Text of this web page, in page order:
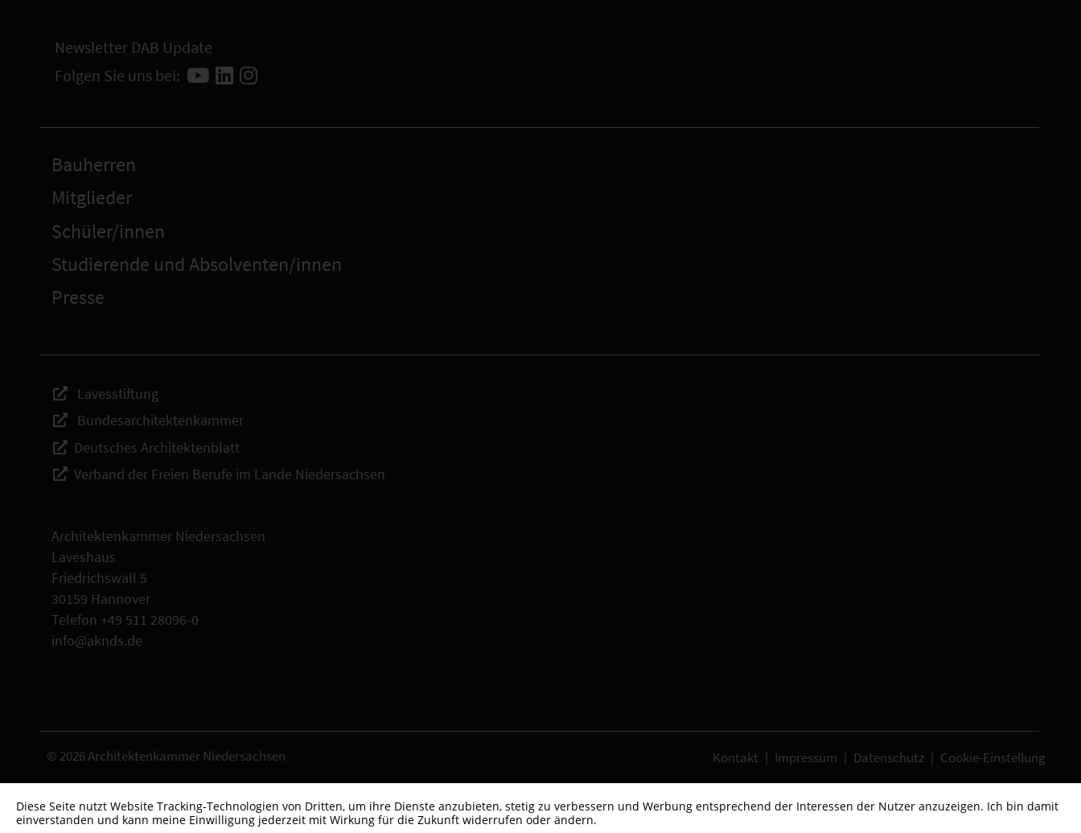
Newsletter DAB Update
Folgen Sie uns bei:
Bauherren
Mitglieder
Schüler/innen
Studierende und Absolventen/innen
Presse
Lavesstiftung
Bundesarchitektenkammer
Deutsches Architektenblatt
Verband der Freien Berufe im Lande Niedersachsen
Architektenkammer Niedersachsen
Laveshaus
Friedrichswall 5
30159 Hannover
Telefon +49 511 28096-0
info@aknds.de
© 2026 Architektenkammer Niedersachsen Kontakt | Impressum | Datenschutz | Cookie-Einstellung
Diese Seite nutzt Website Tracking-Technologien von Dritten, um ihre Dienste anzubieten, stetig zu verbessern und Werbung entsprechend der Interessen der Nutzer anzuzeigen. Ich bin damit
einverstanden und kann meine Einwilligung jederzeit mit Wirkung für die Zukunft widerrufen oder ändern.